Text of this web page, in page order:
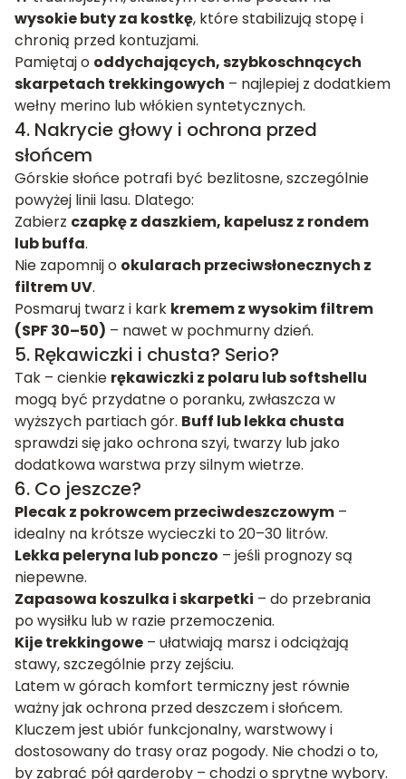
wysokie buty za kostkę, które stabilizują stopę i
chronią przed kontuzjami.
Pamiętaj o oddychających, szybkoschnących
skarpetach trekkingowych – najlepiej z dodatkiem
wełny merino lub włókien syntetycznych.
4. Nakrycie głowy i ochrona przed
słońcem
Górskie słońce potrafi być bezlitosne, szczególnie
powyżej linii lasu. Dlatego:
Zabierz czapkę z daszkiem, kapelusz z rondem
lub buffa.
Nie zapomnij o okularach przeciwsłonecznych z
filtrem UV.
Posmaruj twarz i kark kremem z wysokim filtrem
(SPF 30–50) – nawet w pochmurny dzień.
5. Rękawiczki i chusta? Serio?
Tak – cienkie rękawiczki z polaru lub softshellu
mogą być przydatne o poranku, zwłaszcza w
wyższych partiach gór. Buff lub lekka chusta
sprawdzi się jako ochrona szyi, twarzy lub jako
dodatkowa warstwa przy silnym wietrze.
6. Co jeszcze?
Plecak z pokrowcem przeciwdeszczowym –
idealny na krótsze wycieczki to 20–30 litrów.
Lekka peleryna lub ponczo – jeśli prognozy są
niepewne.
Zapasowa koszulka i skarpetki – do przebrania
po wysiłku lub w razie przemoczenia.
Kije trekkingowe – ułatwiają marsz i odciążają
stawy, szczególnie przy zejściu.
Latem w górach komfort termiczny jest równie
ważny jak ochrona przed deszczem i słońcem.
Kluczem jest ubiór funkcjonalny, warstwowy i
dostosowany do trasy oraz pogody. Nie chodzi o to,
by zabrać pół garderoby – chodzi o sprytne wybory.